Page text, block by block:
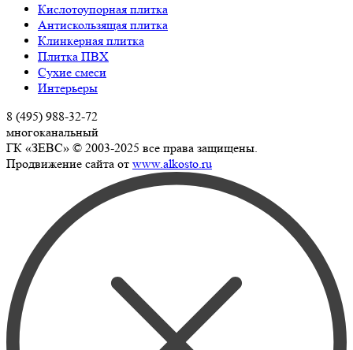
Кислотоупорная плитка
Антискользящая плитка
Клинкерная плитка
Плитка ПВХ
Сухие смеси
Интерьеры
8 (495) 988-32-72
многоканальный
ГК «ЗЕВС» © 2003-2025 все права защищены.
Продвижение сайта от www.alkosto.ru